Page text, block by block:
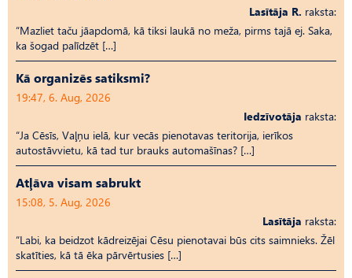
Lasītāja R. raksta:
“Mazliet taču jāapdomā, kā tiksi laukā no meža, pirms tajā ej. Saka,
ka šogad palīdzēt […]
Kā organizēs satiksmi?
19:47, 6. Aug, 2026
Iedzīvotāja raksta:
“Ja Cēsīs, Vaļņu ielā, kur vecās pienotavas teritorija, ierīkos
autostāvvietu, kā tad tur brauks automašīnas? […]
Atļāva visam sabrukt
15:08, 5. Aug, 2026
Lasītāja raksta:
“Labi, ka beidzot kādreizējai Cēsu pienotavai būs cits saimnieks. Žēl
skatīties, kā tā ēka pārvērtusies […]